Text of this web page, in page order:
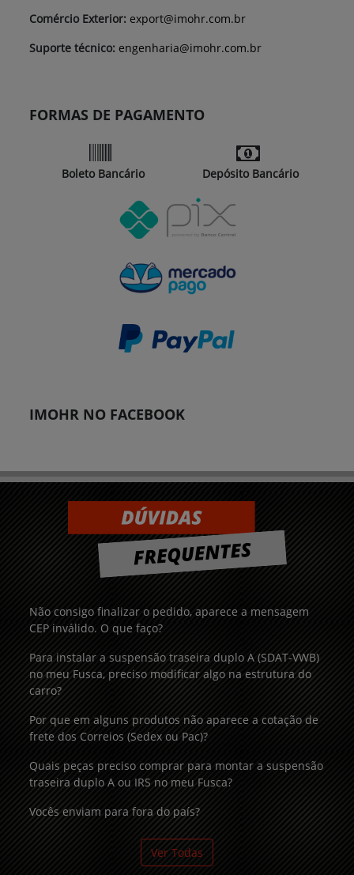
Comércio Exterior: export@imohr.com.br
Suporte técnico: engenharia@imohr.com.br
FORMAS DE PAGAMENTO
Boleto Bancário Depósito Bancário
IMOHR NO FACEBOOK
Não consigo finalizar o pedido, aparece a mensagem
CEP inválido. O que faço?
Para instalar a suspensão traseira duplo A (SDAT-VWB)
no meu Fusca, preciso modificar algo na estrutura do
carro?
Por que em alguns produtos não aparece a cotação de
frete dos Correios (Sedex ou Pac)?
Quais peças preciso comprar para montar a suspensão
traseira duplo A ou IRS no meu Fusca?
Vocês enviam para fora do país?
Ver Todas